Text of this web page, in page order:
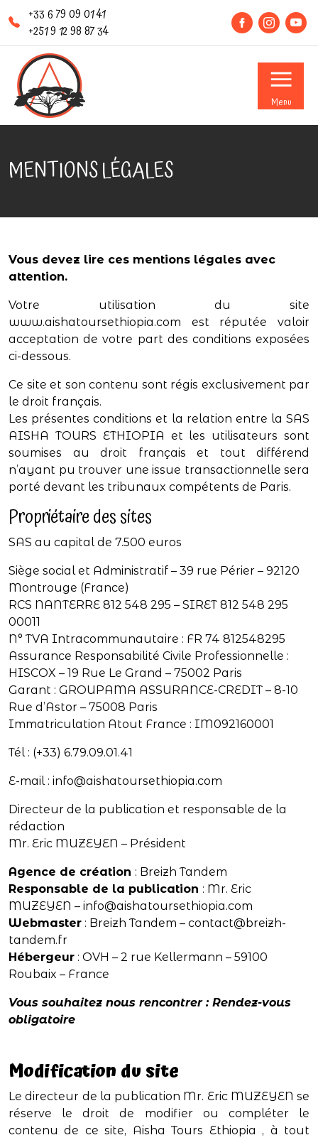
+33 6 79 09 01 41
+251 9 12 98 87 34
Menu
MENTIONS LÉGALES
Vous devez lire ces mentions légales avec
attention.
Votre utilisation du site
www.aishatoursethiopia.com est réputée valoir
acceptation de votre part des conditions exposées
ci-dessous.
Ce site et son contenu sont régis exclusivement par
le droit français.
Les présentes conditions et la relation entre la SAS
AISHA TOURS ETHIOPIA et les utilisateurs sont
soumises au droit français et tout différend
n’ayant pu trouver une issue transactionnelle sera
porté devant les tribunaux compétents de Paris.
Propriétaire des sites
SAS au capital de 7.500 euros
Siège social et Administratif – 39 rue Périer – 92120
Montrouge (France)
RCS NANTERRE 812 548 295 – SIRET 812 548 295
00011
N° TVA Intracommunautaire : FR 74 812548295
Assurance Responsabilité Civile Professionnelle :
HISCOX – 19 Rue Le Grand – 75002 Paris
Garant : GROUPAMA ASSURANCE-CREDIT – 8-10
Rue d’Astor – 75008 Paris
Immatriculation Atout France : IM092160001
Tél : (+33) 6.79.09.01.41
E-mail : info@aishatoursethiopia.com
Directeur de la publication et responsable de la
rédaction
Mr. Eric MUZEYEN – Président
Agence de création : Breizh Tandem
Responsable de la publication : Mr. Eric
MUZEYEN – info@aishatoursethiopia.com
Webmaster : Breizh Tandem – contact@breizh-
tandem.fr
Hébergeur : OVH – 2 rue Kellermann – 59100
Roubaix – France
Vous souhaitez nous rencontrer : Rendez-vous
obligatoire
Modification du site
Le directeur de la publication Mr. Eric MUZEYEN se
réserve le droit de modifier ou compléter le
contenu de ce site, Aisha Tours Ethiopia , à tout